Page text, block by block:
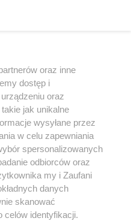
Instagram Youtube
oraz inne
dostęp i
oraz
jak unikalne
wysyłane przez
w celu zapewniania
spersonalizowanych
odbiorców oraz
my i Zaufani
danych
skanować
identyfikacji.